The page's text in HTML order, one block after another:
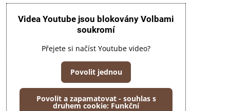
Videa Youtube jsou blokovány Volbami
soukromí
Přejete si načíst Youtube video?
Povolit jednou
Povolit a zapamatovat - souhlas s
druhem cookie: Funkční